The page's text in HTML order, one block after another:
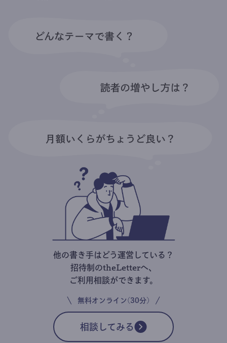
他の書き手はどう運営している？
招待制のtheLetterへ、
ご利用相談ができます。
無料オンライン(30分)
相談してみる